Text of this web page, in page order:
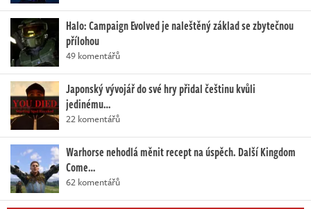
Halo: Campaign Evolved je naleštěný základ se zbytečnou
přílohou
49 komentářů
Japonský vývojář do své hry přidal češtinu kvůli
jedinému…
22 komentářů
Warhorse nehodlá měnit recept na úspěch. Další Kingdom
Come…
62 komentářů